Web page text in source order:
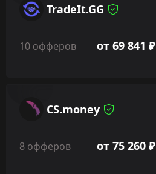
TradeIt.GG
10 офферов от 69 841 ₽
CS.money
8 офферов от 75 260 ₽